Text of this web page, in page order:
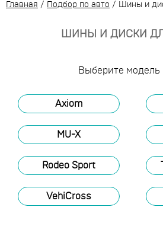
Главная / Подбор по авто / Шины и
ШИНЫ И ДИСКИ
Выберите модель
Axiom
MU-X
Rodeo Sport
VehiCross